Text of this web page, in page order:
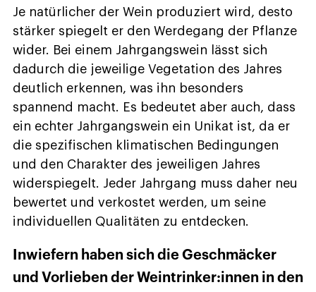
Je natürlicher der Wein produziert wird, desto
stärker spiegelt er den Werdegang der Pflanze
wider. Bei einem Jahrgangswein lässt sich
dadurch die jeweilige Vegetation des Jahres
deutlich erkennen, was ihn besonders
spannend macht. Es bedeutet aber auch, dass
ein echter Jahrgangswein ein Unikat ist, da er
die spezifischen klimatischen Bedingungen
und den Charakter des jeweiligen Jahres
widerspiegelt. Jeder Jahrgang muss daher neu
bewertet und verkostet werden, um seine
individuellen Qualitäten zu entdecken.
Inwiefern haben sich die Geschmäcker
und Vorlieben der Weintrinker:innen in den